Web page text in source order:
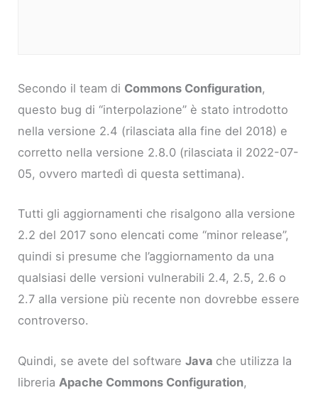
Secondo il team di Commons Configuration,
questo bug di “interpolazione” è stato introdotto
nella versione 2.4 (rilasciata alla fine del 2018) e
corretto nella versione 2.8.0 (rilasciata il 2022-07-
05, ovvero martedì di questa settimana).
Tutti gli aggiornamenti che risalgono alla versione
2.2 del 2017 sono elencati come “minor release”,
quindi si presume che l’aggiornamento da una
qualsiasi delle versioni vulnerabili 2.4, 2.5, 2.6 o
2.7 alla versione più recente non dovrebbe essere
controverso.
Quindi, se avete del softwareJava che utilizza la
libreria Apache Commons Configuration,